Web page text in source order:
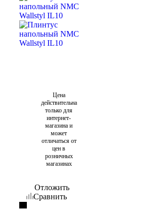
Цена
действительна
только для
интернет-
магазина и
может
отличаться от
цен в
розничных
магазинах
Отложить
Сравнить